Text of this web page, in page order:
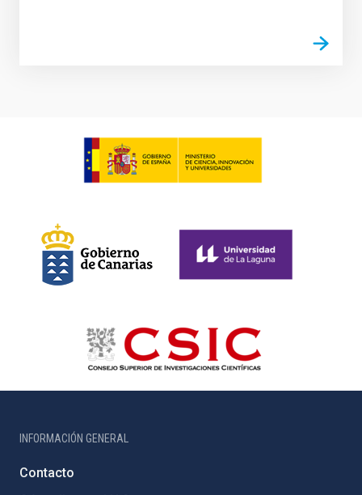
INFORMACIÓN GENERAL
Contacto